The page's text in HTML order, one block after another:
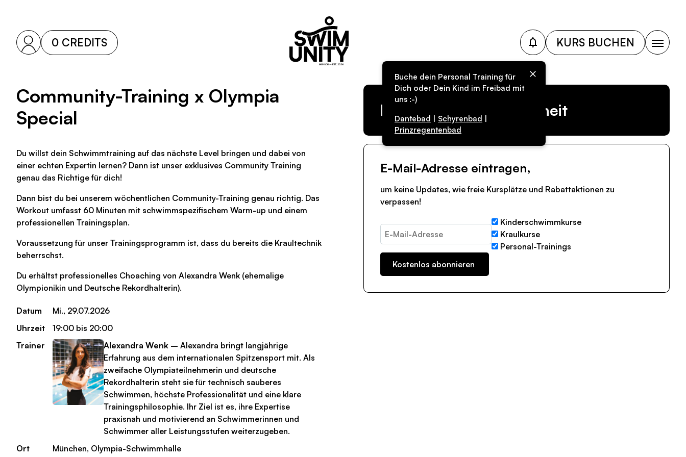
0 CREDITS
Buche dein Personal Training für
Dich oder Dein Kind im Freibad mit
uns :-)
Dantebad
Schyrenbad
Prinzregentenbad
KURS BUCHEN
Community-Training x Olympia
Special
Du willst dein Schwimmtraining auf das nächste Level bringen und dabei von
einer echten Expertin lernen? Dann ist unser exklusives Community Training
genau das Richtige für dich!
Dann bist du bei unserem wöchentlichen Community-Training genau richtig. Das
Workout umfasst 60 Minuten mit schwimmspezifischem Warm-up und einem
professionellen Trainingsplan.
Voraussetzung für unser Trainingsprogramm ist, dass du bereits die Kraultechnik
beherrschst.
Du erhältst professionelles Choaching von Alexandra Wenk (ehemalige
Olympionikin und Deutsche Rekordhalterin).
Datum
Mi., 29.07.2026
Uhrzeit
19:00 bis 20:00
Trainer
Alexandra Wenk – Alexandra bringt langjährige
Erfahrung aus dem internationalen Spitzensport mit. Als
zweifache Olympiateilnehmerin und deutsche
Rekordhalterin steht sie für technisch sauberes
Schwimmen, höchste Professionalität und eine klare
Trainingsphilosophie. Ihr Ziel ist es, ihre Expertise
praxisnah und motivierend an Schwimmerinnen und
Schwimmer aller Leistungsstufen weiterzugeben.
Ort
München, Olympia-Schwimmhalle
Kurs in der Vergangenheit
E-Mail-Adresse eintragen,
um keine Updates, wie freie Kursplätze und Rabattaktionen zu
verpassen!
Kinderschwimmkurse
Kraulkurse
Personal-Trainings